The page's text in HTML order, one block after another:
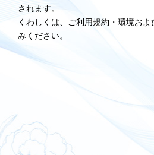
されます。
くわしくは、ご利用規約・環境お
みください。